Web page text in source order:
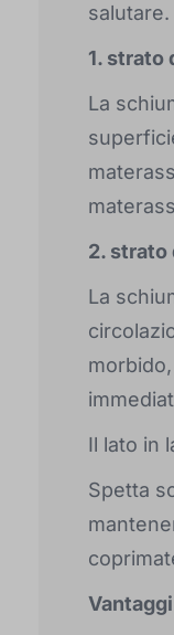
salutare.
1. strato
La
2. strato
La
Il lato in
Spetta